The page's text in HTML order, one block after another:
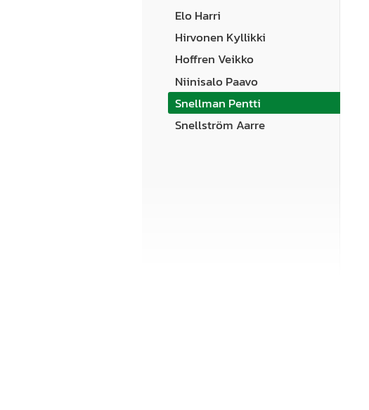
Elo Harri
Hirvonen Kyllikki
Hoffren Veikko
Niinisalo Paavo
Snellman Pentti
Snellström Aarre